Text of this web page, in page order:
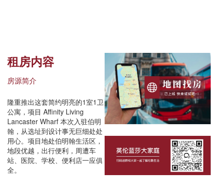
租房内容
房源简介
隆重推出这套简约明亮的1室1卫
公寓，项目 Affinity Living
Lancaster Wharf 本次入驻伯明
翰，从选址到设计事无巨细处处
用心。项目地处伯明翰生活区，
地段优越，出行便利，周遭车
站、医院、学校、便利店一应俱
全。